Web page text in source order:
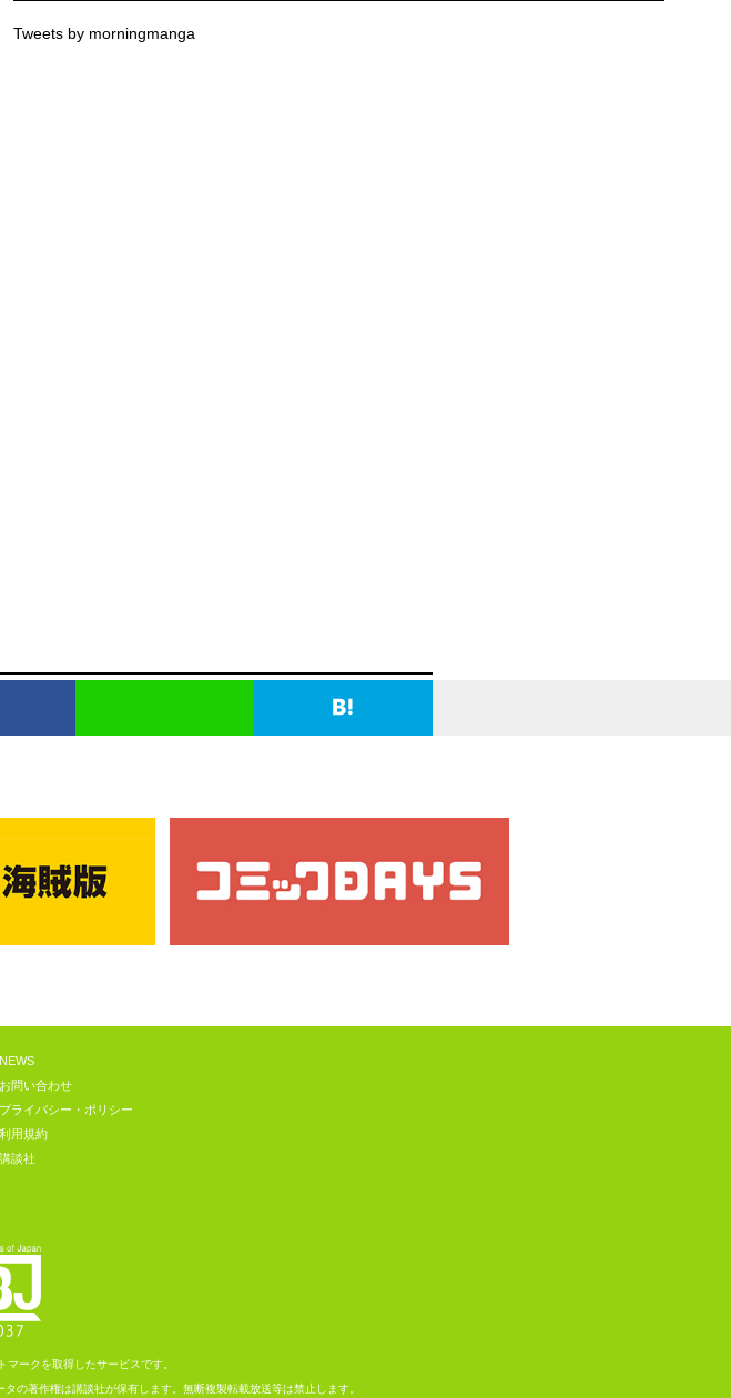
Tweets by morningmanga
NEWS
お問い合わせ
プライバシー・ポリシー
利用規約
講談社
マークを取得したサービスです。
タの著作権は講談社が保有します。 無断複製転載放送等は禁止します。